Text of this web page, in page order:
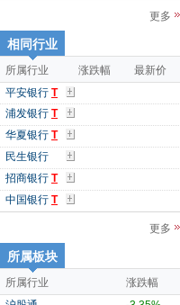
更多
相同行业
所属行业 涨跌幅
最新价
平安银行 T
浦发银行 T
华夏银行 T
民生银行
招商银行 T
中国银行 T
更多
所属板块
所属行业
涨跌幅